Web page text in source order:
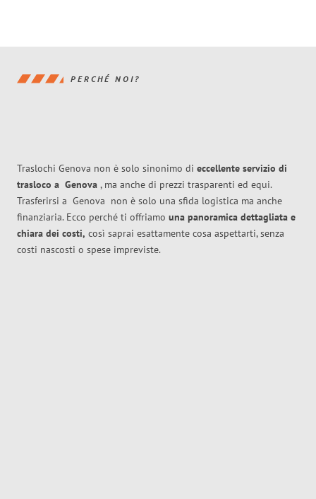
PERCHÉ NOI?
Traslochi Genova non è solo sinonimo di eccellente servizio di
trasloco a Genova , ma anche di prezzi trasparenti ed equi.
Trasferirsi a Genova non è solo una sfida logistica ma anche
finanziaria. Ecco perché ti offriamo una panoramica dettagliata e
chiara dei costi, così saprai esattamente cosa aspettarti, senza
costi nascosti o spese impreviste.